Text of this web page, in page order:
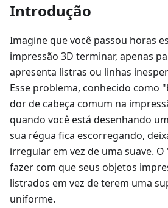
Introdução
Imagine que você passou horas
impressão 3D terminar, apenas
apresenta listras ou linhas
Esse problema, conhecido como
dor de cabeça comum na
quando você está desenhando
sua régua fica escorregando,
irregular em vez de uma suave.
fazer com que seus objetos
listrados em vez de terem uma
uniforme.